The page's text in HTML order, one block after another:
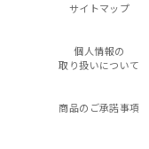
サイトマップ
個人情報の
取り扱いについて
商品のご承諾事項